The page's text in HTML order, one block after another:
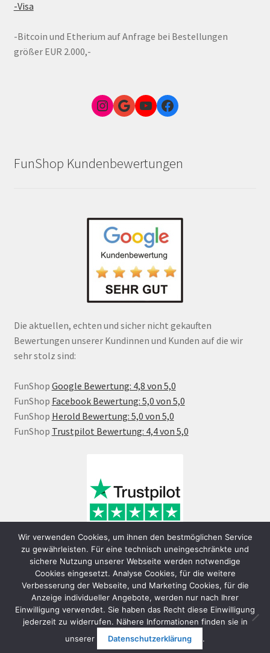
-Visa
-Bitcoin und Etherium auf Anfrage bei Bestellungen
größer EUR 2.000,-
Instagram
Google Link zum FunShop WienYouTubeFacebook
FunShop Kundenbewertungen
Die aktuellen, echten und sicher nicht gekauften
Bewertungen unserer Kundinnen und Kunden auf die wir
sehr stolz sind:
FunShop Google Bewertung: 4,8 von 5,0
FunShop Facebook Bewertung: 5,0 von 5,0
FunShop Herold Bewertung: 5,0 von 5,0
FunShop Trustpilot Bewertung: 4,4 von 5,0
© FunShop Wien - Hochqualitative Elektromobilität 2026
Datenschutzerklärung
Erstellt mit WooCommerce
Wir verwenden Cookies, um ihnen den bestmöglichen Service
zu gewährleisten. Für eine technisch uneingeschränkte und
sichere Nutzung unserer Webseite werden notwendige
Cookies eingesetzt. Analyse Cookies, für die weitere
Verbesserung der Webseite, und Marketing Cookies, für die
Anzeige individueller Angebote, werden nur nach Ihrer
Einwilligung verwendet. Sie haben das Recht diese Einwilligung
jederzeit zu widerrufen. Nähere Informationen finden sie in
unserer
Datenschutzerklärung .